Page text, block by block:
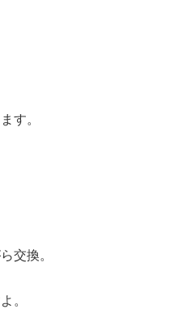
す。
交換。
。